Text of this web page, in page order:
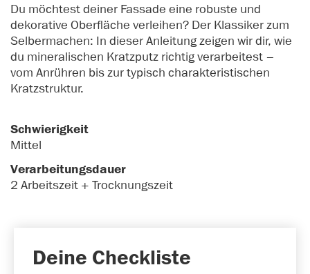
Du möchtest deiner Fassade eine robuste und
dekorative Oberfläche verleihen? Der Klassiker zum
Selbermachen: In dieser Anleitung zeigen wir dir, wie
du mineralischen Kratzputz richtig verarbeitest –
vom Anrühren bis zur typisch charakteristischen
Kratzstruktur.
Schwierigkeit
Mittel
Verarbeitungsdauer
2 Arbeitszeit + Trocknungszeit
Deine Checkliste